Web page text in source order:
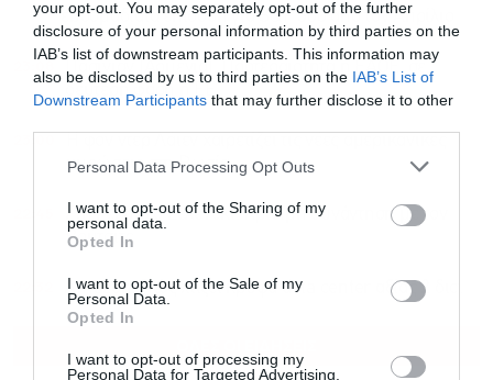
your opt-out. You may separately opt-out of the further
disclosure of your personal information by third parties on the
IAB’s list of downstream participants. This information may
also be disclosed by us to third parties on the IAB’s List of
Downstream Participants that may further disclose it to other
Personal Data Processing Opt Outs
I want to opt-out of the Sharing of my
personal data.
Opted In
I want to opt-out of the Sale of my
Personal Data.
Opted In
I want to opt-out of processing my
Personal Data for Targeted Advertising.
εβδομαδιαία επίδοση για S&P 500 από τον Απρίλιο
23:08
Πασινιάν (Αρμενία): Προτεραιότητα η ΕΑΟΕ, σε
δεύτερη φάση η ΕΕ
23:00
κυρώσεις στη Ρωσία
Στη Σερβία ο Ζελένσκι: Κρίσιμη συνάντηση με τον
Βούτσιτς
Amazon: Πώς χτίζει κρυφά data center αξίας 2 δισ.